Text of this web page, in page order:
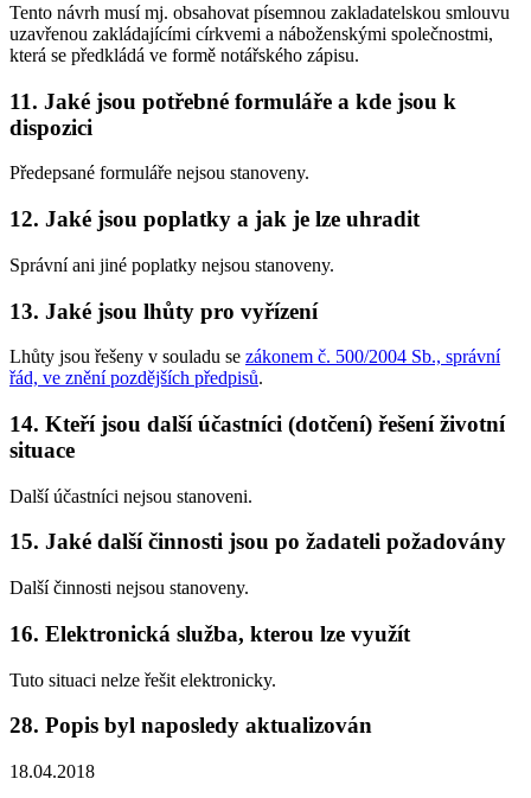
Tento návrh musí mj. obsahovat písemnou zakladatelskou smlouvu
uzavřenou zakládajícími církvemi a náboženskými společnostmi,
která se předkládá ve formě notářského zápisu.
11. Jaké jsou potřebné formuláře a kde jsou k
dispozici
Předepsané formuláře nejsou stanoveny.
12. Jaké jsou poplatky a jak je lze uhradit
Správní ani jiné poplatky nejsou stanoveny.
13. Jaké jsou lhůty pro vyřízení
Lhůty jsou řešeny v souladu se zákonem č. 500/2004 Sb., správní
řád, ve znění pozdějších předpisů.
14. Kteří jsou další účastníci (dotčení) řešení životní
situace
Další účastníci nejsou stanoveni.
15. Jaké další činnosti jsou po žadateli požadovány
Další činnosti nejsou stanoveny.
16. Elektronická služba, kterou lze využít
Tuto situaci nelze řešit elektronicky.
28. Popis byl naposledy aktualizován
18.04.2018